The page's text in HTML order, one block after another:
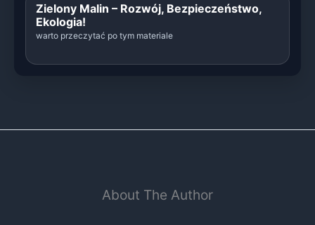
Zielony Malin – Rozwój, Bezpieczeństwo,
Ekologia!
warto przeczytać po tym materiale
About The Author